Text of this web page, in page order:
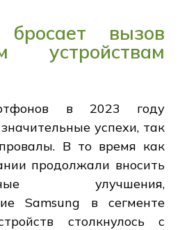
бросает вызов
устройствам
в 2023 году
успехи, так
В то время как
продолжали вносить
улучшения,
Samsung в сегменте
столкнулось с